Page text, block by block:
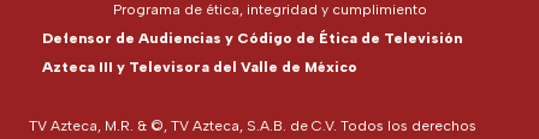
TV Azteca, M.R. & ©, TV Azteca, S.A.B. de C.V. Todos los derechos
Programa de ética, integridad y cumplimiento
Defensor de Audiencias y Código de Ética de Televisión
Azteca III y Televisora del Valle de México